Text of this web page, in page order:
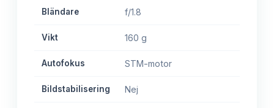
Bländare f/1.8
Vikt 160 g
Autofokus STM-motor
Bildstabilisering Nej